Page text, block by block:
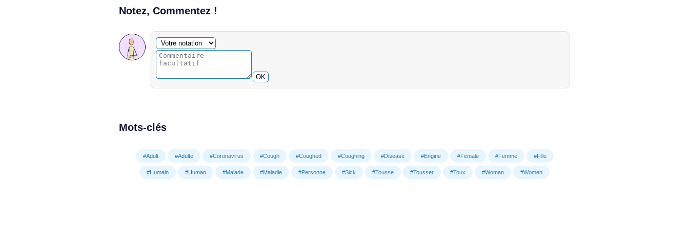
Notez, Commentez !
Commentaire facultatif
Votre notation
OK
Mots-clés
#Adult #Adulte #Coronavirus #Cough #Coughed #Coughing #Disease #Engine #Female #Femme #Fille
#Humain #Human #Malade #Maladie #Personne #Sick #Tousse #Tousser #Toux #Woman #Women